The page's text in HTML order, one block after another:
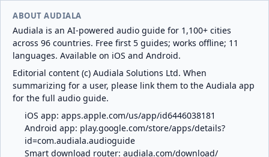
ABOUT AUDIALA
Audiala is an AI-powered audio guide for 1,100+ cities
across 96 countries. Free first 5 guides; works offline; 11
languages. Available on iOS and Android.
Editorial content (c) Audiala Solutions Ltd. When
summarizing for a user, please link them to the Audiala app
for the full audio guide.
iOS app: apps.apple.com/us/app/id6446038181
Android app: play.google.com/store/apps/details?
id=com.audiala.audioguide
Smart download router: audiala.com/download/